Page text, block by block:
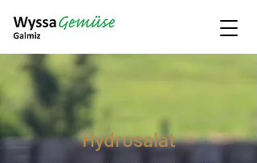
Hydrosalat